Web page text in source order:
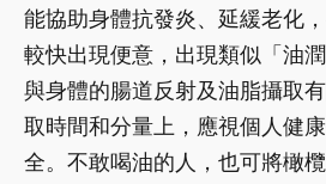
能協助身體抗發炎、延緩老化
較快出現便意，出現類似「油
與身體的腸道反射及油脂攝取
取時間和分量上，應視個人健
全。不敢喝油的人，也可將橄